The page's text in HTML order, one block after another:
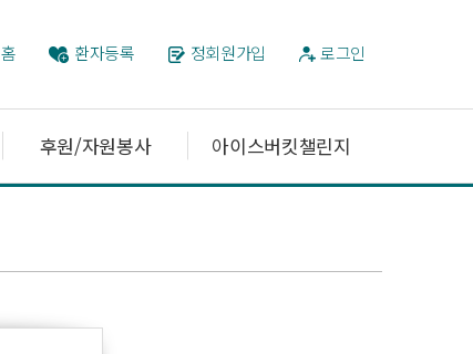
홈 환자등록 정회원가입 로그인
후원/자원봉사 아이스버킷챌린지